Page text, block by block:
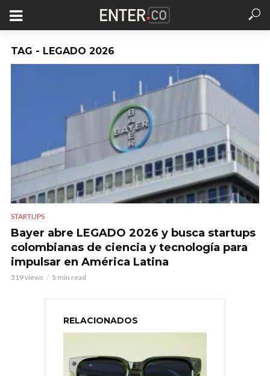
TAG - LEGADO 2026
STARTUPS
Bayer abre LEGADO 2026 y busca startups
colombianas de ciencia y tecnología para
impulsar en América Latina
319 views 5 min read
RELACIONADOS